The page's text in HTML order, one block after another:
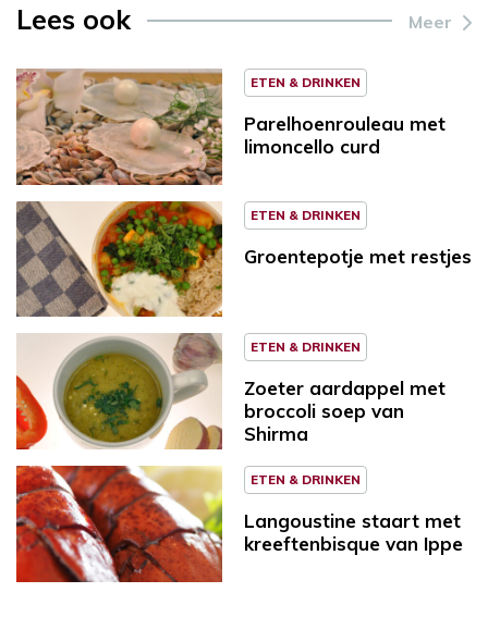
Lees ook Meer
ETEN & DRINKEN
Parelhoenrouleau met
limoncello curd
ETEN & DRINKEN
Groentepotje met restjes
ETEN & DRINKEN
Zoeter aardappel met
broccoli soep van
Shirma
ETEN & DRINKEN
Langoustine staart met
kreeftenbisque van Ippe